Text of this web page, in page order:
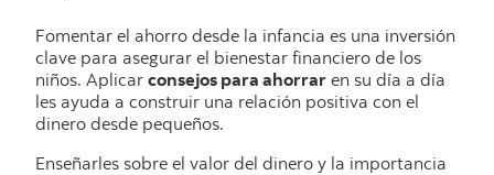
Fomentar el ahorro desde la infancia es una inversión
clave para asegurar el bienestar financiero de los
niños. Aplicar consejos para ahorrar en su día a día
les ayuda a construir una relación positiva con el
dinero desde pequeños.
Enseñarles sobre el valor del dinero y la importancia